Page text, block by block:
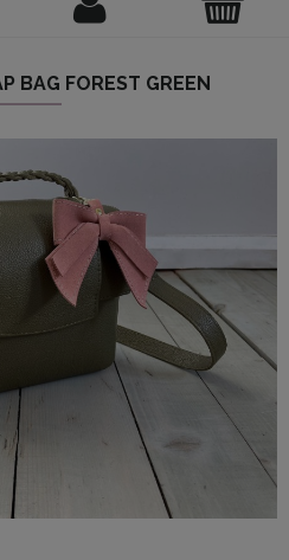
BAG FOREST GREEN